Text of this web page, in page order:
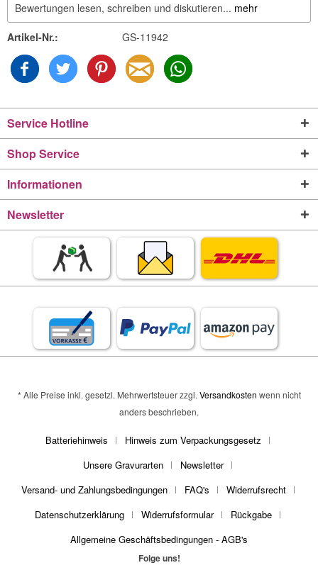
Bewertungen lesen, schreiben und diskutieren... mehr
Artikel-Nr.: GS-11942
Service Hotline
Shop Service
Informationen
Newsletter
* Alle Preise inkl. gesetzl. Mehrwertsteuer zzgl. Versandkosten wenn nicht
anders beschrieben.
Batteriehinweis
Hinweis zum Verpackungsgesetz
Unsere Gravurarten
Newsletter
Versand- und Zahlungsbedingungen
FAQ's
Widerrufsrecht
Datenschutzerklärung
Widerrufsformular
Rückgabe
Allgemeine Geschäftsbedingungen - AGB's
Folge uns!